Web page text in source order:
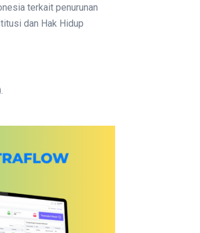
terkait penurunan
dan Hak Hidup